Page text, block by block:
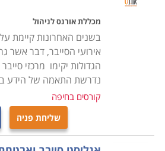
יכולותיהם ומנסים להגיע למידע
ומגוונות. לימודים אלו עוסקים
להגנה על המאגרים מפני גישה
לגרום נזק רב ויצירת דרכי
הלימודים כוללים את מבנה הרשת,
אחסון, מערכות הפעלה שונות, גיבוי,
הצפנה ופענוח, חוקים, תכנון
מכללת אורנס לניהול
בשנים האחרונות קיימת
אירועי הסייבר, דבר אשר
הגדולות יקימו מרכזי
נדרשת התאמה של הידע
קורסים בחיפה
שליחת פניה